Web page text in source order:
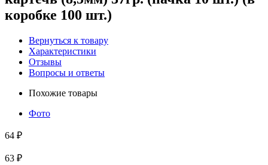
коробке 100 шт.)
Вернуться к товару
Характеристики
Отзывы
Вопросы и ответы
Похожие товары
Фото
64 ₽
63 ₽